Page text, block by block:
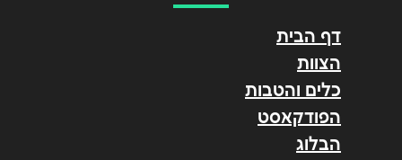
דף הבית
הצוות
כלים והטבות
הפודקאסט
הבלוג